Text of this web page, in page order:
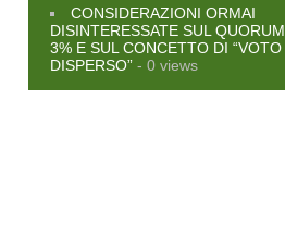
CONSIDERAZIONI ORMAI
DISINTERESSATE SUL QUORUM
3% E SUL CONCETTO DI “VOTO
DISPERSO” - 0 views